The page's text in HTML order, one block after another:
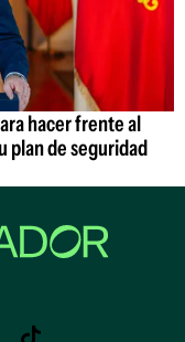
hacer frente al
plan de seguridad